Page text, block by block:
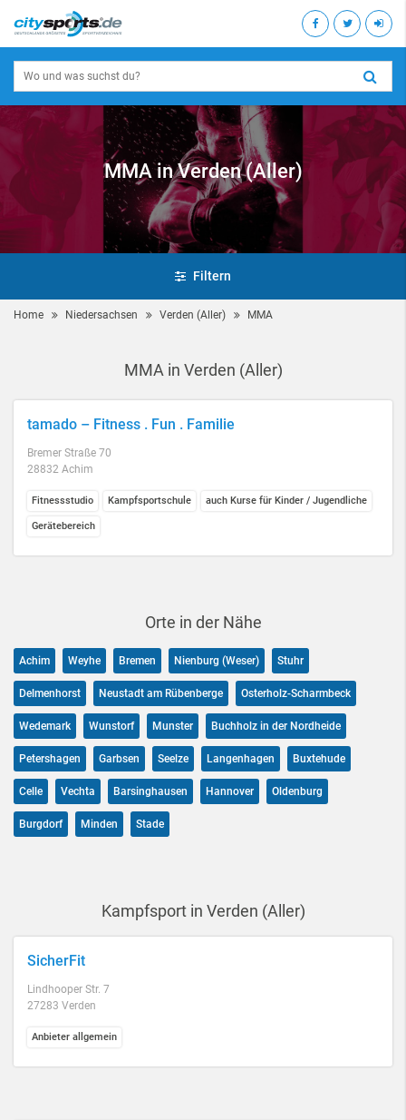
MMA in Verden (Aller)
Filtern
Home Niedersachsen Verden (Aller) MMA
MMA in Verden (Aller)
tamado – Fitness . Fun . Familie
Bremer Straße 70
28832 Achim
Fitnessstudio Kampfsportschule auch Kurse für Kinder / Jugendliche
Gerätebereich
Orte in der Nähe
Achim Weyhe Bremen Nienburg (Weser) Stuhr
Delmenhorst Neustadt am Rübenberge Osterholz-Scharmbeck
Wedemark Wunstorf Munster Buchholz in der Nordheide
Petershagen Garbsen Seelze Langenhagen Buxtehude
Celle Vechta Barsinghausen Hannover Oldenburg
Burgdorf Minden Stade
Kampfsport in Verden (Aller)
SicherFit
Lindhooper Str. 7
27283 Verden
Anbieter allgemein